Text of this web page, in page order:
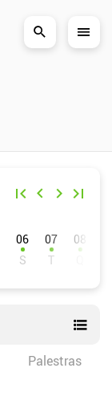
06 07 08
Palestras